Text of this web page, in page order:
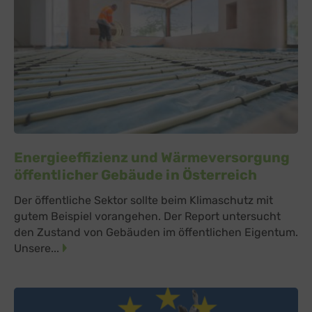
Energieeffizienz und Wärmeversorgung
öffentlicher Gebäude in Österreich
Der öffentliche Sektor sollte beim Klimaschutz mit
gutem Beispiel vorangehen. Der Report untersucht
den Zustand von Gebäuden im öffentlichen Eigentum.
Unsere...